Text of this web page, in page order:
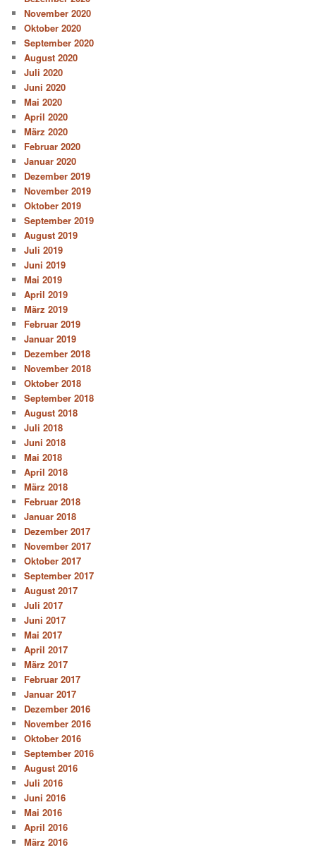
November 2020
Oktober 2020
September 2020
August 2020
Juli 2020
Juni 2020
Mai 2020
April 2020
März 2020
Februar 2020
Januar 2020
Dezember 2019
November 2019
Oktober 2019
September 2019
August 2019
Juli 2019
Juni 2019
Mai 2019
April 2019
März 2019
Februar 2019
Januar 2019
Dezember 2018
November 2018
Oktober 2018
September 2018
August 2018
Juli 2018
Juni 2018
Mai 2018
April 2018
März 2018
Februar 2018
Januar 2018
Dezember 2017
November 2017
Oktober 2017
September 2017
August 2017
Juli 2017
Juni 2017
Mai 2017
April 2017
März 2017
Februar 2017
Januar 2017
Dezember 2016
November 2016
Oktober 2016
September 2016
August 2016
Juli 2016
Juni 2016
Mai 2016
April 2016
März 2016